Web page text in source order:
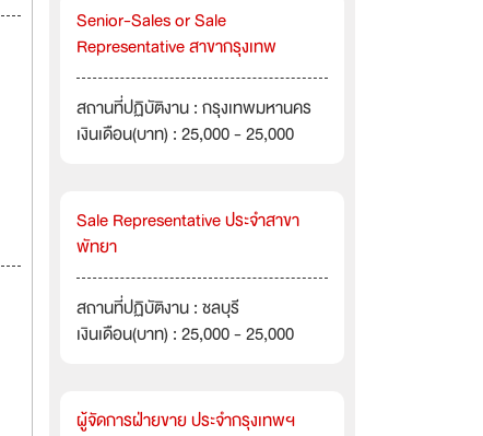
Senior-Sales or Sale
Representative สาขากรุงเทพ
สถานที่ปฏิบัติงาน : กรุงเทพมหานคร
เงินเดือน(บาท) : 25,000 - 25,000
Sale Representative ประจำสาขา
พัทยา
สถานที่ปฏิบัติงาน : ชลบุรี
เงินเดือน(บาท) : 25,000 - 25,000
ผู้จัดการฝ่ายขาย ประจำกรุงเทพฯ